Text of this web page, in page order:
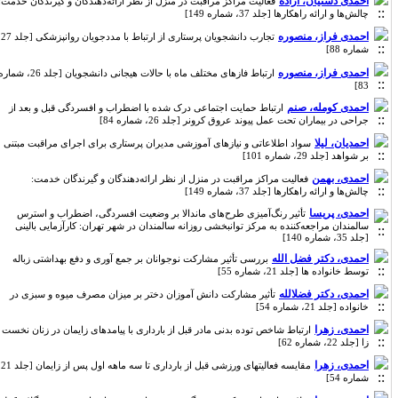
چالش‌ها و ارائه راهکارها [جلد 37، شماره 149]
احمدی فراز، منصوره
تجارب دانشجویان پرستاری از ارتباط با مددجویان روانپزشکی [جلد 27،
شماره 88]
احمدی فراز، منصوره
ارتباط فازهای مختلف ماه با حالات هیجانی دانشجویان [جلد 26، شماره
83]
احمدی کومله، صنم ارتباط حمایت اجتماعی درک شده با اضطراب و افسردگی قبل و بعد از
جراحی در بیماران تحت عمل پیوند عروق کرونر [جلد 26، شماره 84]
احمدیان، لیلا سواد اطلاعاتی و نیازهای آموزشی مدیران پرستاری برای اجرای مراقبت مبتنی
بر شواهد [جلد 29، شماره 101]
احمدی، بهمن فعالیت مراکز مراقبت در منزل از نظر ارائه‌دهندگان و گیرندگان خدمت:
چالش‌ها و ارائه راهکارها [جلد 37، شماره 149]
احمدی، پریسا تأثیر رنگ‌آمیزی طرح‌های ماندالا بر وضعیت افسردگی، اضطراب و استرس
سالمندان مراجعه‌کننده به مرکز توانبخشی روزانه سالمندان در شهر تهران: کارآزمایی بالینی
[جلد 35، شماره 140]
احمدی، دکتر فضل الله بررسی تأثیر مشارکت نوجوانان بر جمع آوری و دفع بهداشتی زباله
توسط خانواده ها [جلد 21، شماره 55]
احمدی، دکتر فضلالله تأثیر مشارکت دانش آموزان دختر بر میزان مصرف میوه و سبزی در
خانواده [جلد 21، شماره 54]
احمدی، زهرا ارتباط شاخص توده بدنی مادر قبل از بارداری با پیامدهای زایمان در زنان نخست
زا [جلد 22، شماره 62]
احمدی، زهرا
مقایسه فعالیتهای ورزشی قبل از بارداری تا سه ماهه اول پس از زایمان [جلد 21،
شماره 54]